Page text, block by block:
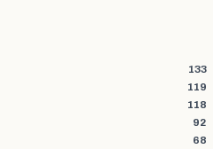
133
119
118
92
68